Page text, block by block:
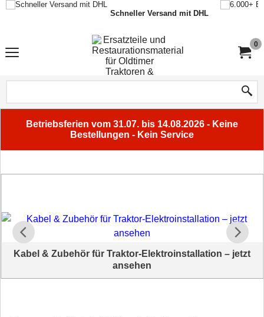
Schneller Versand mit DHL
0
Betriebsferien vom 31.07. bis 14.08.2026 - Keine
Bestellungen - Kein Service
Kabel & Zubehör für Traktor-Elektroinstallation – jetzt
ansehen